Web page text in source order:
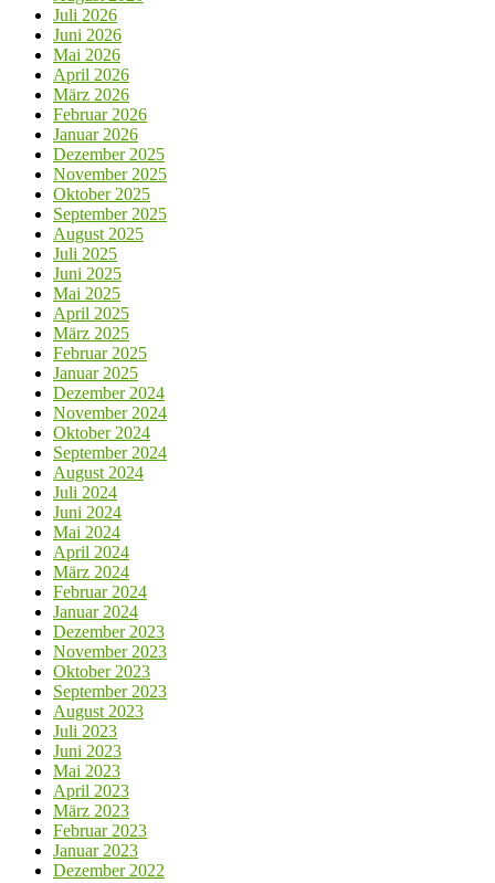
Juli 2026
Juni 2026
Mai 2026
April 2026
März 2026
Februar 2026
Januar 2026
Dezember 2025
November 2025
Oktober 2025
September 2025
August 2025
Juli 2025
Juni 2025
Mai 2025
April 2025
März 2025
Februar 2025
Januar 2025
Dezember 2024
November 2024
Oktober 2024
September 2024
August 2024
Juli 2024
Juni 2024
Mai 2024
April 2024
März 2024
Februar 2024
Januar 2024
Dezember 2023
November 2023
Oktober 2023
September 2023
August 2023
Juli 2023
Juni 2023
Mai 2023
April 2023
März 2023
Februar 2023
Januar 2023
Dezember 2022